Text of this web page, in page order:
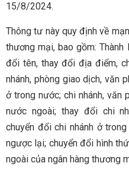
15/8/2024.
Thông tư này quy định về
thương mại, bao gồm:
đổi tên, thay đổi địa điểm,
nhánh, phòng giao dịch, văn
ở trong nước; chi nhánh, văn
nước ngoài; thay đổi chi
chuyển đổi chi nhánh ở
ngược lại; chuyển đổi hình
ngoài của ngân hàng thương